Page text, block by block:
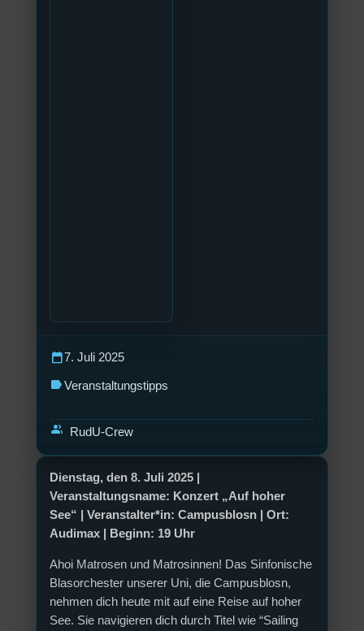
Dienstag, den 8. Juli 2025 |
Veranstaltungsname: Konzert „Auf hoher
See“ | Veranstalter*in: Campusblosn | Ort:
Audimax | Beginn: 19 Uhr
Ahoi Matrosen und Matrosinnen! Das Sinfonische
Blasorchester unserer Uni, die Campusblosn,
nehmen dich heute mit auf eine Reise auf hoher
See. Sie navigieren dich durch Titel wie “Sailing
calendar_today7. Juli 2025
labelVeranstaltungstipps
group RudU-Crew